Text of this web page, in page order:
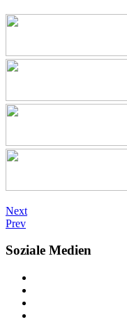
Next
Prev
Soziale Medien